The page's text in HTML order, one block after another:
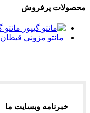
محصولات پرفروش
مانتو مزونی
خبرنامه وبسایت ما